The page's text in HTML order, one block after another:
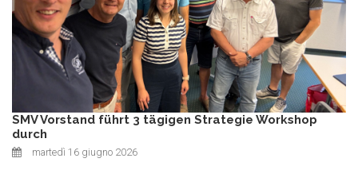
SMV Vorstand führt 3 tägigen Strategie Workshop
durch
martedì 16 giugno 2026